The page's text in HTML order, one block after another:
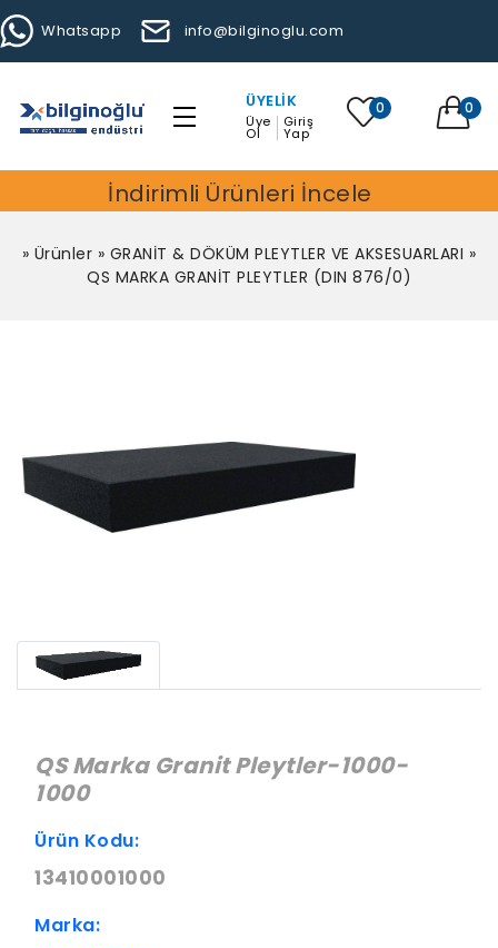
Whatsapp info@bilginoglu.com
ÜYELIK
Üye
Ol
Giriş
Yap
0 0
İndirimli Ürünleri İncele
» Ürünler » GRANİT & DÖKÜM PLEYTLER VE AKSESUARLARI »
QS MARKA GRANİT PLEYTLER (DIN 876/0)
QS Marka Granit Pleytler-1000-
1000
Ürün Kodu:
13410001000
Marka: